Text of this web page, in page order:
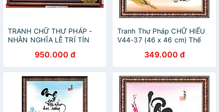
TRANH CHỮ THƯ PHÁP -
NHÂN NGHĨA LỄ TRÍ TÍN
950.000 đ
Tranh Thư Pháp CHỮ HIẾU
V44-37 (46 x 46 cm) Thế
349.000 đ